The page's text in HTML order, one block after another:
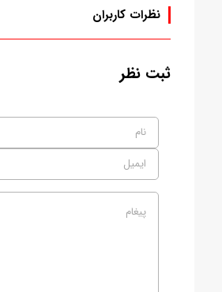
نظرات کاربران
ثبت نظر